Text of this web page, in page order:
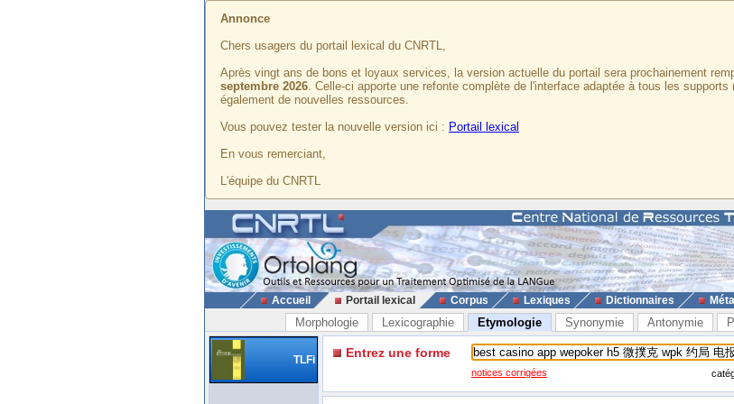
Annonce
Chers usagers du portail lexical du CNRTL,
Après vingt ans de bons et loyaux services, la version actuelle du portail sera prochainement
septembre 2026. Celle-ci apporte une refonte complète de l'interface adaptée à tous les
également de nouvelles ressources.
Vous pouvez tester la nouvelle version ici : Portail lexical
En vous remerciant,
L'équipe du CNRTL
Accueil Portail lexical Corpus Lexiques Dictionnaires
Morphologie Lexicographie Etymologie Synonymie Antonymie
TLFi Entrez une forme
notices corrigées